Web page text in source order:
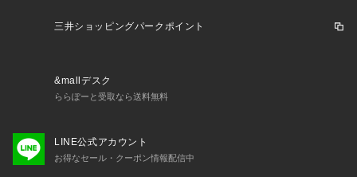
三井ショッピングパークポイント
&mallデスク
ららぽーと受取なら送料無料
LINE公式アカウント
お得なセール・クーポン情報配信中